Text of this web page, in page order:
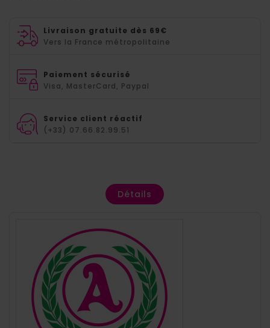
Livraison gratuite dès 69€
Vers la France métropolitaine
Paiement sécurisé
Visa, MasterCard, Paypal
Service client réactif
(+33) 07.66.82.99.51
Détails